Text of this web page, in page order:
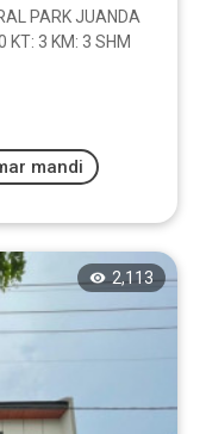
PARK JUANDA
KT: 3 KM: 3 SHM
mandi
2,113